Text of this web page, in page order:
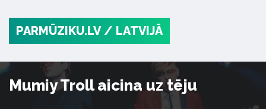
PARMŪZIKU.LV / LATVIJĀ
Mumiy Troll aicina uz tēju